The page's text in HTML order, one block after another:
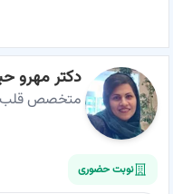
دکتر مهرو
متخصص قلب
نوبت حضوری